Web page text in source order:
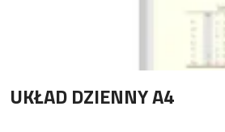
UKŁAD DZIENNY A4